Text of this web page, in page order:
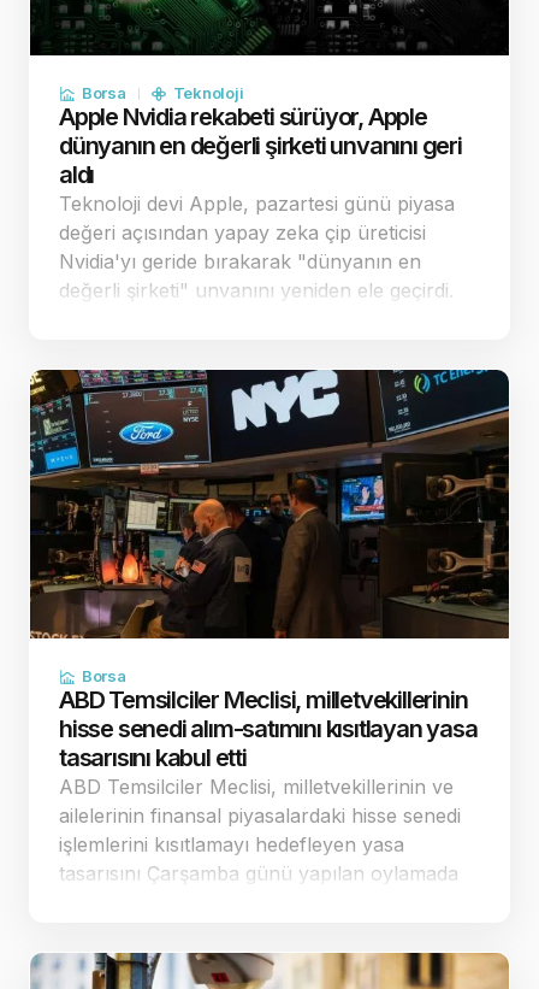
Borsa Teknoloji
Apple Nvidia rekabeti sürüyor, Apple
dünyanın en değerli şirketi unvanını geri
aldı
Teknoloji devi Apple, pazartesi günü piyasa
değeri açısından yapay zeka çip üreticisi
Nvidia'yı geride bırakarak "dünyanın en
değerli şirketi" unvanını yeniden ele geçirdi.
pozi…
Borsa
ABD Temsilciler Meclisi, milletvekillerinin
hisse senedi alım-satımını kısıtlayan yasa
tasarısını kabul etti
ABD Temsilciler Meclisi, milletvekillerinin ve
ailelerinin finansal piyasalardaki hisse senedi
işlemlerini kısıtlamayı hedefleyen yasa
tasarısını Çarşamba günü yapılan oylamada
düzenlemeler…